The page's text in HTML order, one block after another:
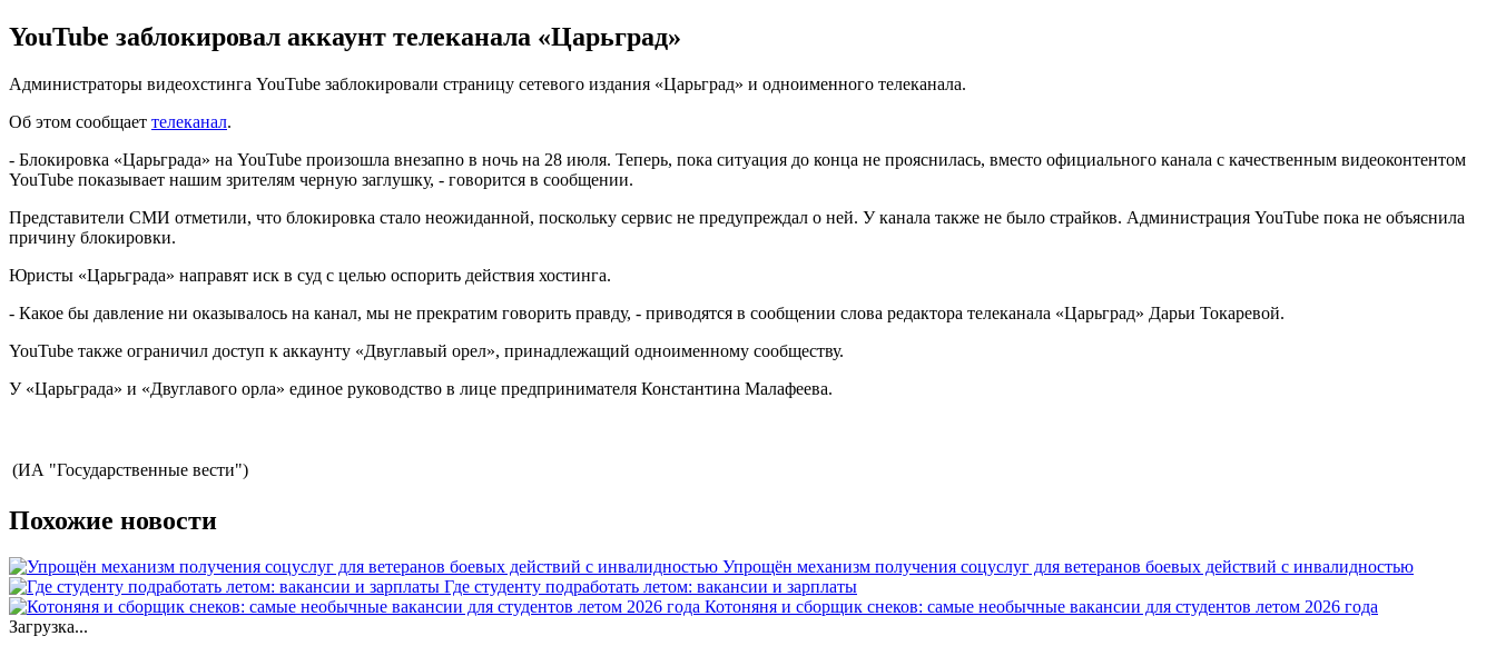
YouTube заблокировал аккаунт телеканала «Царьград»
Администраторы видеохстинга YouTube заблокировали страницу сетевого издания «Царьград» и одноименного телеканала.
Об этом сообщает телеканал.
- Блокировка «Царьграда» на YouTube произошла внезапно в ночь на 28 июля. Теперь, пока ситуация до конца не прояснилась, вместо официального канала с качественным видеоконтентом
YouTube показывает нашим зрителям черную заглушку, - говорится в сообщении.
Представители СМИ отметили, что блокировка стало неожиданной, поскольку сервис не предупреждал о ней. У канала также не было страйков. Администрация YouTube пока не объяснила
причину блокировки.
Юристы «Царьграда» направят иск в суд с целью оспорить действия хостинга.
- Какое бы давление ни оказывалось на канал, мы не прекратим говорить правду, - приводятся в сообщении слова редактора телеканала «Царьград» Дарьи Токаревой.
YouTube также ограничил доступ к аккаунту «Двуглавый орел», принадлежащий одноименному сообществу.
У «Царьграда» и «Двуглавого орла» единое руководство в лице предпринимателя Константина Малафеева.
(ИА "Государственные вести")
Похожие новости
Упрощён механизм получения соцуслуг для ветеранов боевых действий с инвалидностью
Где студенту подработать летом: вакансии и зарплаты
Котоняня и сборщик снеков: самые необычные вакансии для студентов летом 2026 года
Загрузка...